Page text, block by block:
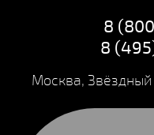
8
8
Москва, Звёздный